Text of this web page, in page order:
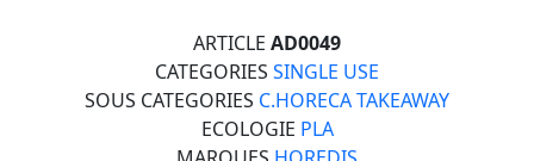
ARTICLE AD0049
CATEGORIES SINGLE USE
SOUS CATEGORIES C.HORECA TAKEAWAY
ECOLOGIE PLA